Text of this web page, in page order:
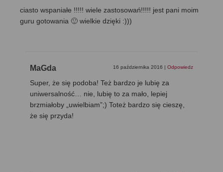
ciasto wspaniałe !!!!! wiele zastosowań!!!!! jest pani moim
guru gotowania 🙂 wielkie dzięki :)))
MaGda 16 października 2016 | Odpowiedz
Super, że się podoba! Też bardzo je lubię za
uniwersalność… nie, lubię to za mało, lepiej
brzmiałoby „uwielbiam”;) Toteż bardzo się cieszę,
że się przyda!